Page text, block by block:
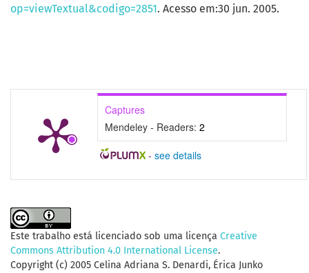
Captures
Mendeley - Readers: 2
- see details
op=viewTextual&codigo=2851. Acesso em:30 jun. 2005.
Este trabalho está licenciado sob uma licença Creative
Commons Attribution 4.0 International License.
Copyright (c) 2005 Celina Adriana S. Denardi, Érica Junko